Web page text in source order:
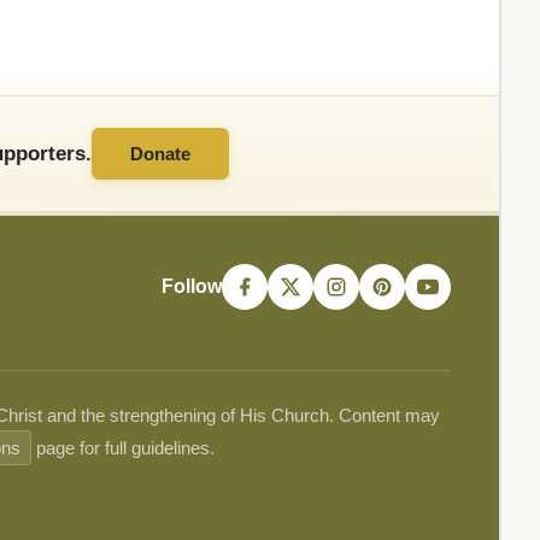
Donate
Follow
and the strengthening of His Church. Content may
page for full guidelines.